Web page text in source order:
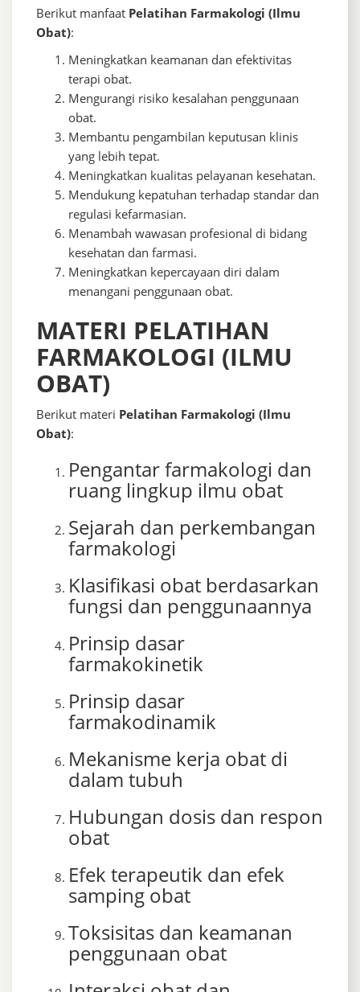
Berikut manfaat Pelatihan Farmakologi (Ilmu
Obat):
Meningkatkan keamanan dan efektivitas
terapi obat.
Mengurangi risiko kesalahan penggunaan
obat.
Membantu pengambilan keputusan klinis
yang lebih tepat.
Meningkatkan kualitas pelayanan kesehatan.
Mendukung kepatuhan terhadap standar dan
regulasi kefarmasian.
Menambah wawasan profesional di bidang
kesehatan dan farmasi.
Meningkatkan kepercayaan diri dalam
menangani penggunaan obat.
MATERI PELATIHAN
FARMAKOLOGI (ILMU
OBAT)
Berikut materi Pelatihan Farmakologi (Ilmu
Obat):
Pengantar farmakologi dan
ruang lingkup ilmu obat
Sejarah dan perkembangan
farmakologi
Klasifikasi obat berdasarkan
fungsi dan penggunaannya
Prinsip dasar
farmakokinetik
Prinsip dasar
farmakodinamik
Mekanisme kerja obat di
dalam tubuh
Hubungan dosis dan respon
obat
Efek terapeutik dan efek
samping obat
Toksisitas dan keamanan
penggunaan obat